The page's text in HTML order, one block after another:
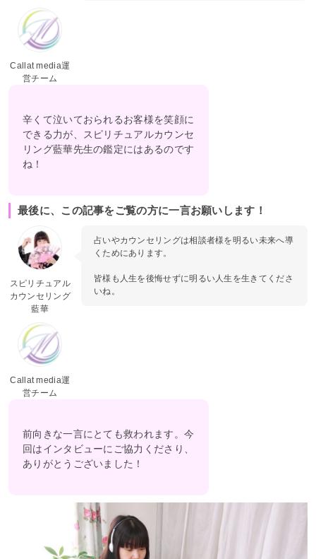
Callat media運
営チーム
辛くて泣いておられるお客様を笑顔に
できる力が、スピリチュアルカウンセ
リング藍華先生の鑑定にはあるのです
ね！
最後に、この記事をご覧の方に一言お願いします！
スピリチュアル
カウンセリング
藍華
占いやカウンセリングは相談者様を明るい未来へ導
くためにあります。
皆様も人生を後悔せずに明るい人生を生きてくださ
いね。
Callat media運
営チーム
前向きな一言にとても救われます。今
回はインタビューにご協力くださり、
ありがとうございました！